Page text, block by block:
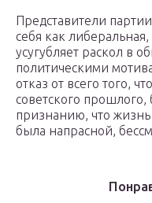
Представители
себя как
усугубляет раскол в
политическими
отказ от всего того,
советского
признанию, что
была напрасной,